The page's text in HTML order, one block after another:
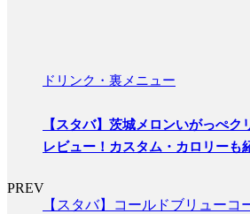
ドリンク・裏メニュー
【スタバ】茨城メロンいがっぺ
レビュー！カスタム・カロリーも
PREV
【スタバ】コールドブリューコ